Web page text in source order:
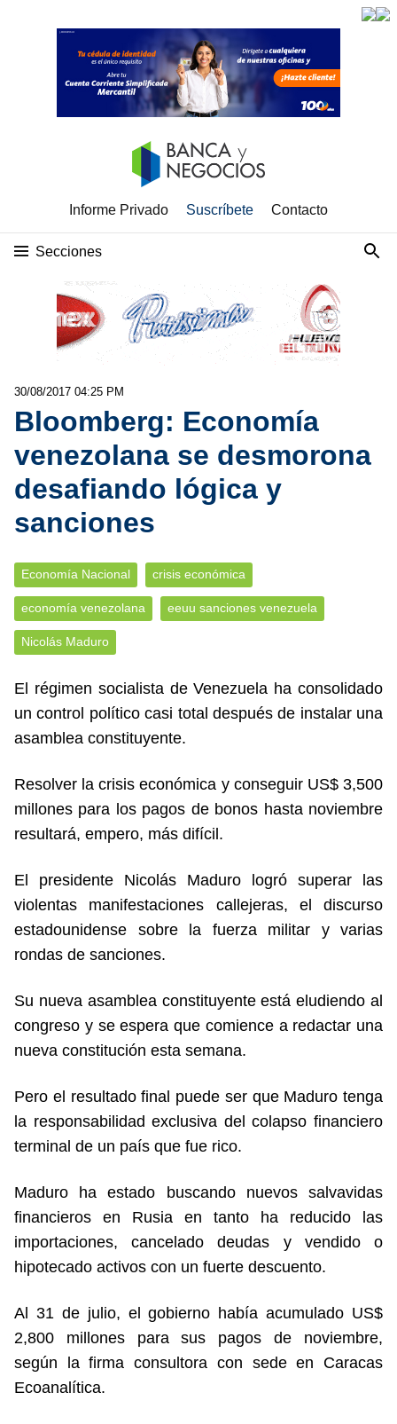
Informe Privado Suscríbete Contacto
Secciones
30/08/2017 04:25 PM
Bloomberg: Economía
venezolana se desmorona
desafiando lógica y
sanciones
Economía Nacional crisis económica
economía venezolana eeuu sanciones venezuela
Nicolás Maduro
El régimen socialista de Venezuela ha consolidado
un control político casi total después de instalar una
asamblea constituyente.
Resolver la crisis económica y conseguir US$ 3,500
millones para los pagos de bonos hasta noviembre
resultará, empero, más difícil.
El presidente Nicolás Maduro logró superar las
violentas manifestaciones callejeras, el discurso
estadounidense sobre la fuerza militar y varias
rondas de sanciones.
Su nueva asamblea constituyente está eludiendo al
congreso y se espera que comience a redactar una
nueva constitución esta semana.
Pero el resultado final puede ser que Maduro tenga
la responsabilidad exclusiva del colapso financiero
terminal de un país que fue rico.
Maduro ha estado buscando nuevos salvavidas
financieros en Rusia en tanto ha reducido las
importaciones, cancelado deudas y vendido o
hipotecado activos con un fuerte descuento.
Al 31 de julio, el gobierno había acumulado US$
2,800 millones para sus pagos de noviembre,
según la firma consultora con sede en Caracas
Ecoanalítica.